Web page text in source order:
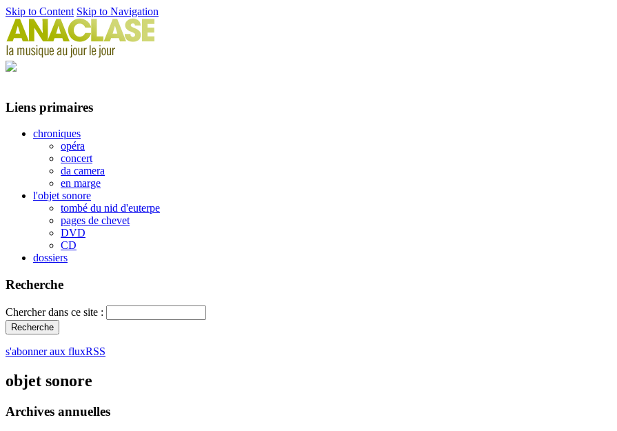
Skip to Content Skip to Navigation
Liens primaires
chroniques
opéra
concert
da camera
en marge
l'objet sonore
tombé du nid d'euterpe
pages de chevet
DVD
CD
dossiers
Recherche
Chercher dans ce site :
s'abonner aux fluxRSS
objet sonore
Archives annuelles